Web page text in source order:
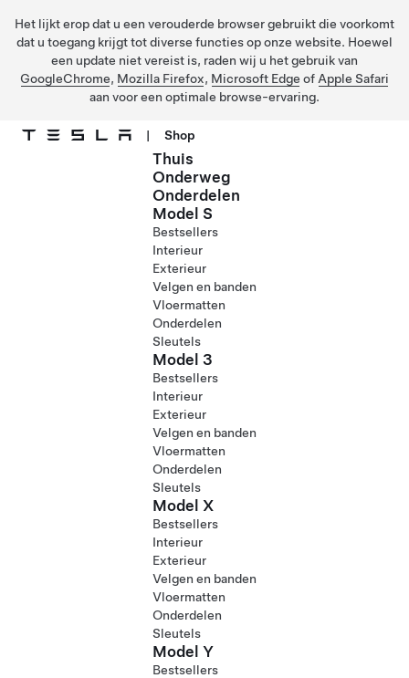
Het lijkt erop dat u een verouderde browser gebruikt die voorkomt
dat u toegang krijgt tot diverse functies op onze website. Hoewel
een update niet vereist is, raden wij u het gebruik van
GoogleChrome, Mozilla Firefox, Microsoft Edge of Apple Safari
aan voor een optimale browse-ervaring.
| Shop
Thuis
Onderweg
Onderdelen
Model S
Bestsellers
Interieur
Exterieur
Velgen en banden
Vloermatten
Onderdelen
Sleutels
Model 3
Bestsellers
Interieur
Exterieur
Velgen en banden
Vloermatten
Onderdelen
Sleutels
Model X
Bestsellers
Interieur
Exterieur
Velgen en banden
Vloermatten
Onderdelen
Sleutels
Model Y
Bestsellers